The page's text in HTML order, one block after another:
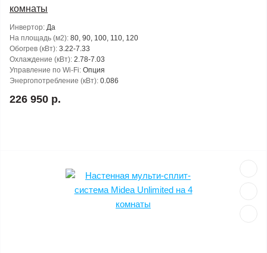
комнаты
Инвертор: Да
На площадь (м2): 80, 90, 100, 110, 120
Обогрев (кВт): 3.22-7.33
Охлаждение (кВт): 2.78-7.03
Управление по Wi-Fi: Опция
Энергопотребление (кВт): 0.086
226 950 р.